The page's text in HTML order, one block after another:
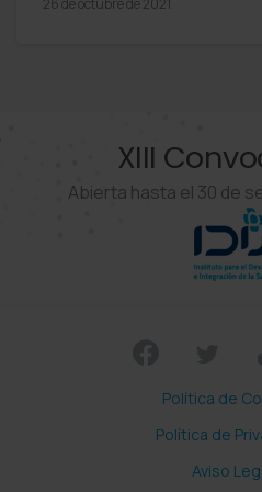
XIII
Abierta hasta el 30 de
Política de
Política de
Aviso